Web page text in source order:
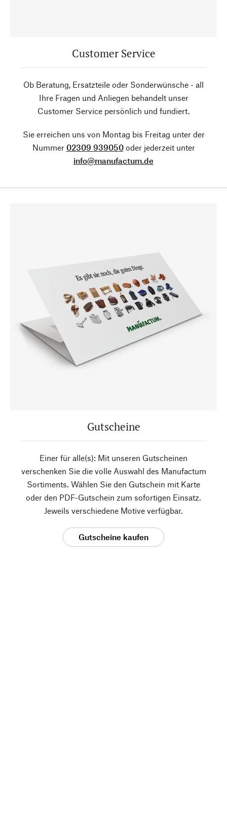
Customer Service
Ob Beratung, Ersatzteile oder Sonderwünsche - all
Ihre Fragen und Anliegen behandelt unser
Customer Service persönlich und fundiert.
Sie erreichen uns von Montag bis Freitag unter der
Nummer 02309 939050oder jederzeit unter
info@manufactum.de
Gutscheine
Einer für alle(s): Mit unseren Gutscheinen
verschenken Sie die volle Auswahl des Manufactum
Sortiments. Wählen Sie den Gutschein mit Karte
oder den PDF-Gutschein zum sofortigen Einsatz.
Jeweils verschiedene Motive verfügbar.
Gutscheine kaufen